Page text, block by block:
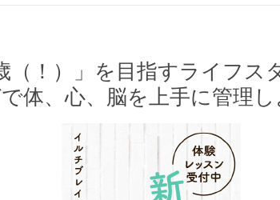
（！）」を目指すライフス
体、心、脳を上手に管理し